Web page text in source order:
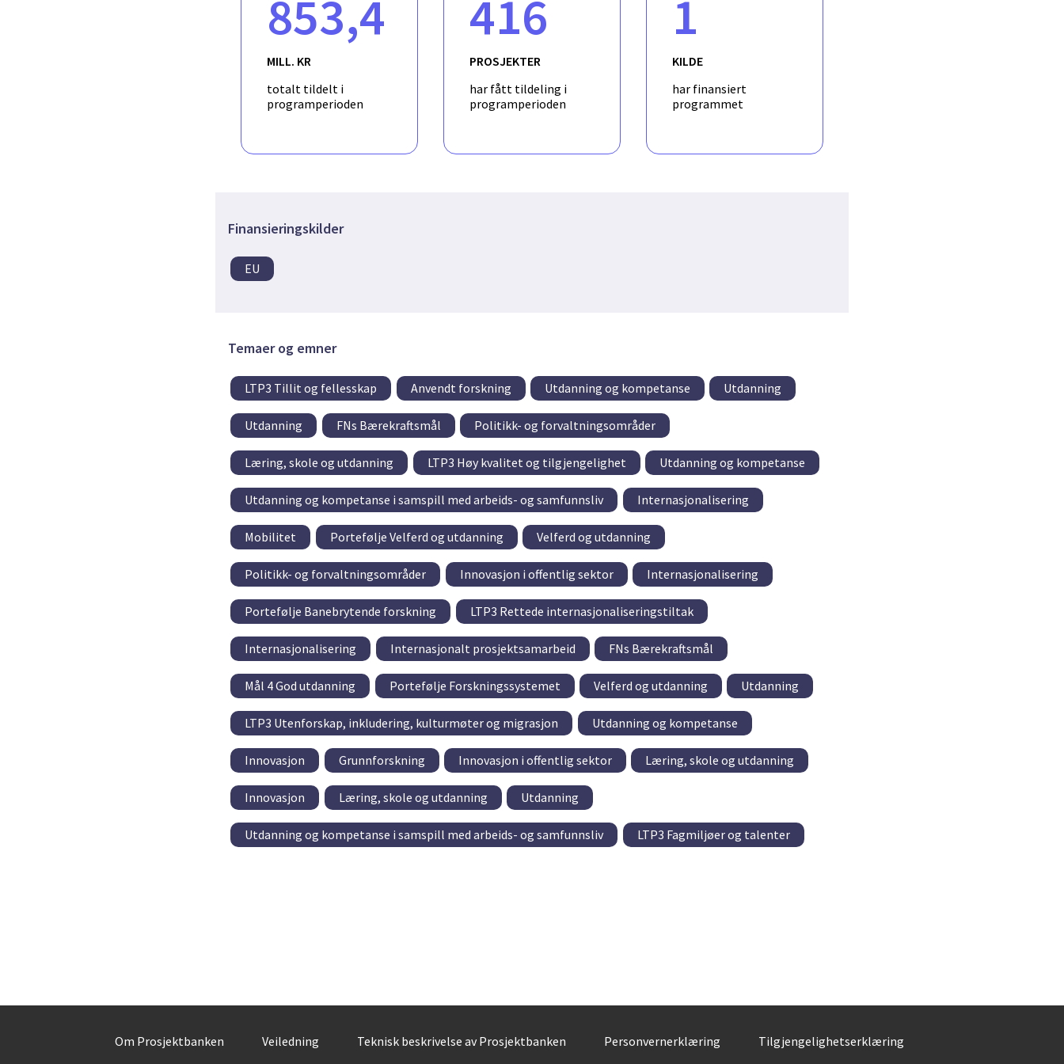
educational resources to different fields by validating and disseminating them to educational spaces. K-
Reporters will inform the international development of new educational innovations that improve pre-service
and in-service teacher education, as well as prepare social workers, educators, and policymakers, among other
by addressing the intersectional design method, which is currently underdeveloped.
853,4
MILL. KR
totalt tildelt i
programperioden
416
PROSJEKTER
har fått tildeling i
programperioden
1
KILDE
har finansiert
programmet
Finansieringskilder
EU
Temaer og emner
LTP3 Tillit og fellesskap Anvendt forskning Utdanning og kompetanse Utdanning
Utdanning FNs Bærekraftsmål Politikk- og forvaltningsområder
Læring, skole og utdanning LTP3 Høy kvalitet og tilgjengelighet Utdanning og kompetanse
Utdanning og kompetanse i samspill med arbeids- og samfunnsliv Internasjonalisering
Mobilitet Portefølje Velferd og utdanning Velferd og utdanning
Politikk- og forvaltningsområder Innovasjon i offentlig sektor Internasjonalisering
Portefølje Banebrytende forskning LTP3 Rettede internasjonaliseringstiltak
Internasjonalisering Internasjonalt prosjektsamarbeid FNs Bærekraftsmål
Mål 4 God utdanning Portefølje Forskningssystemet Velferd og utdanning Utdanning
LTP3 Utenforskap, inkludering, kulturmøter og migrasjon Utdanning og kompetanse
Innovasjon Grunnforskning Innovasjon i offentlig sektor Læring, skole og utdanning
Innovasjon Læring, skole og utdanning Utdanning
Utdanning og kompetanse i samspill med arbeids- og samfunnsliv LTP3 Fagmiljøer og talenter
Om Prosjektbanken Veiledning Teknisk beskrivelse av Prosjektbanken Personvernerklæring Tilgjengelighetserklæring